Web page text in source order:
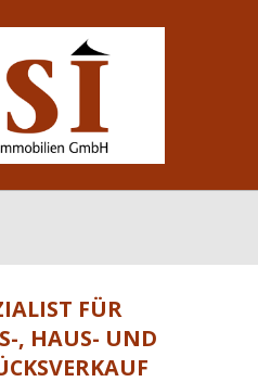
FÜR
, HAUS- UND